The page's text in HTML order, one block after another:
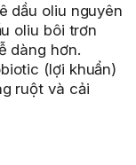
dầu oliu nguyên
oliu bôi trơn
dàng hơn.
(lợi khuẩn)
ruột và cải